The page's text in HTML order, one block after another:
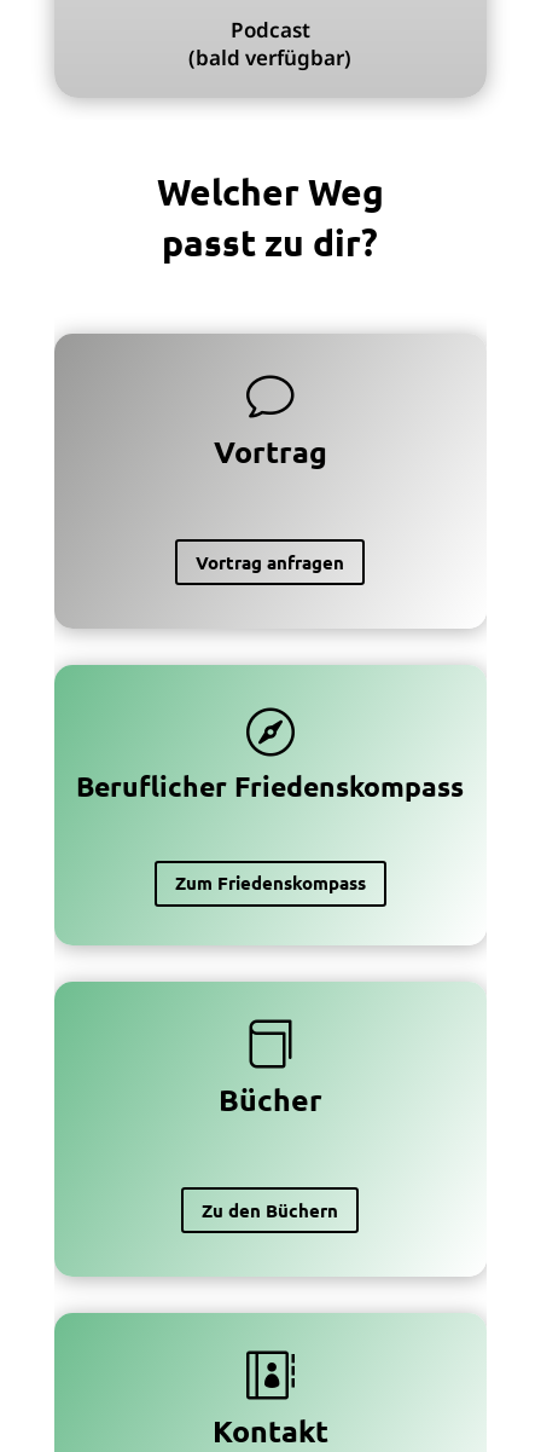
Podcast
(bald verfügbar)
Welcher Weg
passt zu dir?
v
Vortrag
Vortrag anfragen

Beruflicher Friedenskompass
Zum Friedenskompass

Bücher
Zu den Büchern

Kontakt